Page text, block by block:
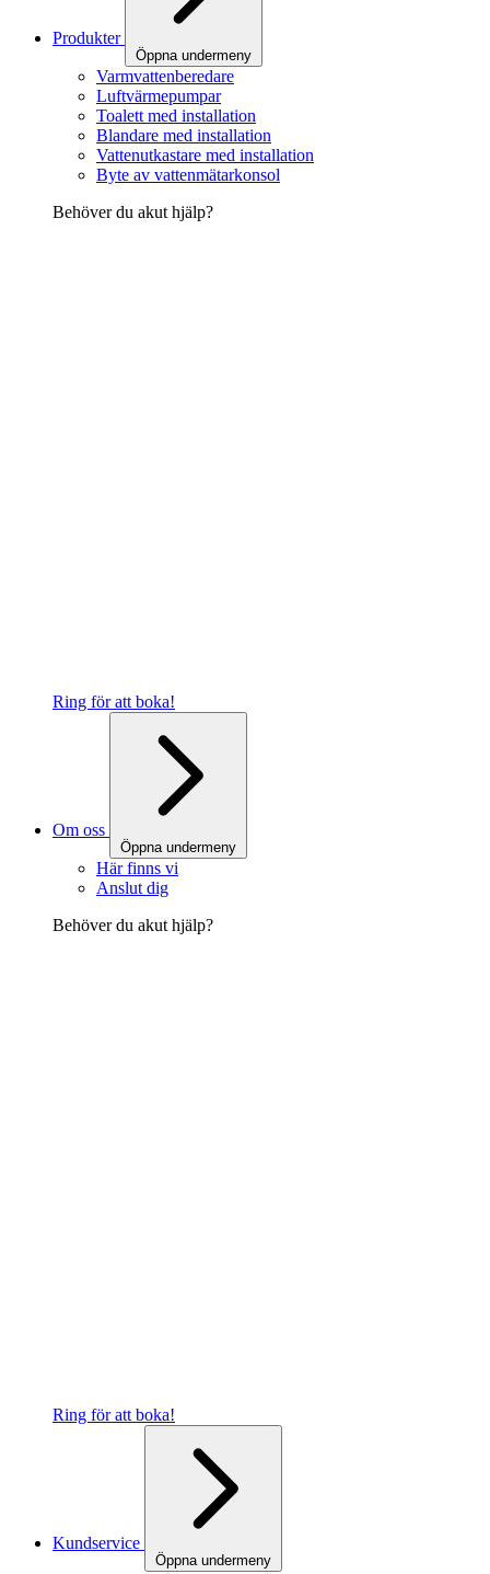
Produkter
Öppna undermeny
Varmvattenberedare
Luftvärmepumpar
Toalett med installation
Blandare med installation
Vattenutkastare med installation
Byte av vattenmätarkonsol
Behöver du akut hjälp?
Ring för att boka!
Om oss
Öppna undermeny
Här finns vi
Anslut dig
Behöver du akut hjälp?
Ring för att boka!
Kundservice
Öppna undermeny